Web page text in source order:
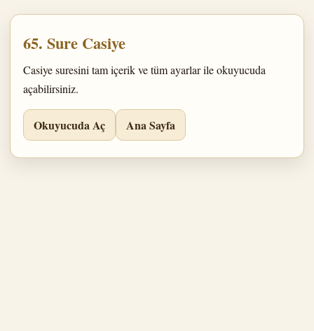
65. Sure Casiye
Casiye suresini tam içerik ve tüm ayarlar ile okuyucuda
açabilirsiniz.
Okuyucuda Aç Ana Sayfa